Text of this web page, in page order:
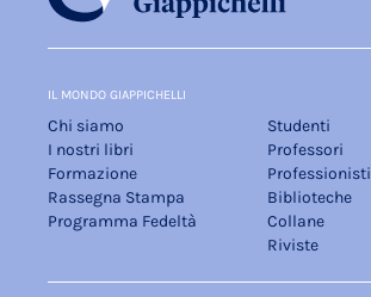
IL MONDO GIAPPICHELLI
Chi siamo
I nostri libri
Formazione
Rassegna Stampa
Programma Fedeltà
Studenti
Professori
Professionisti
Biblioteche
Collane
Riviste